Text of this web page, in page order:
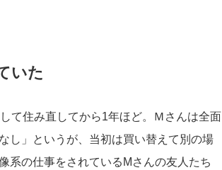
いた
て住み直してから1年ほど。Ｍさんは全面
し」というが、当初は買い替えて別の場
系の仕事をされているMさんの友人たち